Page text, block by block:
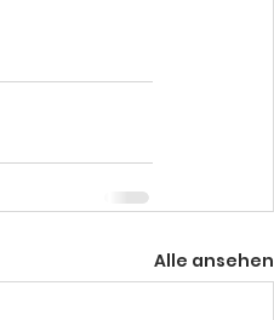
Alle ansehen